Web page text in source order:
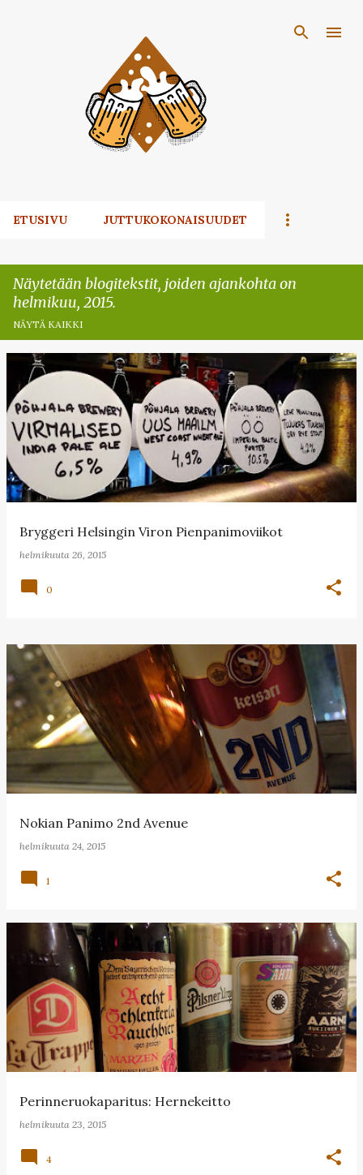
ETUSIVU JUTTUKOKONAISUUDET
Näytetään blogitekstit, joiden ajankohta on
helmikuu, 2015.
NÄYTÄ KAIKKI
e
k
s
t
Bryggeri Helsingin Viron Pienpanimoviikot
helmikuuta 26, 2015
0
Nokian Panimo 2nd Avenue
helmikuuta 24, 2015
1
Perinneruokaparitus: Hernekeitto
helmikuuta 23, 2015
4